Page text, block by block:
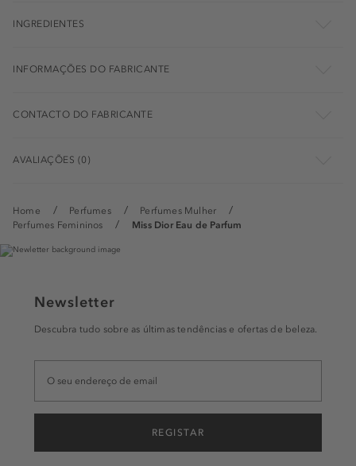
Home Perfumes
Perfumes Mulher
Perfumes Femininos
Miss Dior Eau de Parfum
INGREDIENTES
INFORMAÇÕES DO FABRICANTE
CONTACTO DO FABRICANTE
AVALIAÇÕES (0)
Newsletter
Descubra tudo sobre as últimas tendências e ofertas de beleza.
REGISTAR